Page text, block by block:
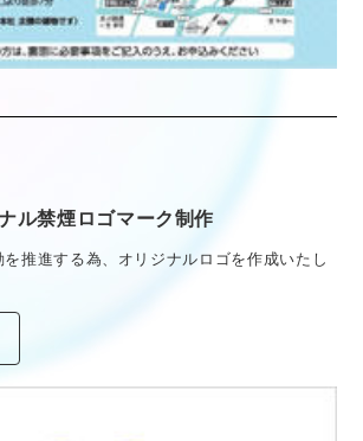
ル禁煙ロゴマーク制作
を推進する為、オリジナルロゴを作成いたし